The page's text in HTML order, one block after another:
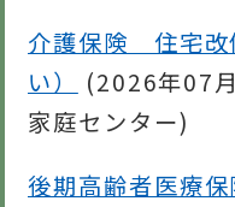
介護保険 住宅改
い）
(2026年07
家庭センター)
後期高齢者医療